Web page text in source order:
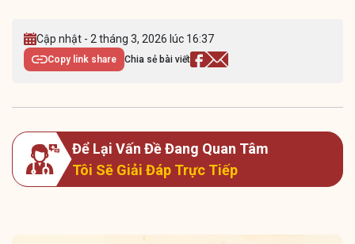
Cập nhật - 2 tháng 3, 2026 lúc 16:37
Copy link share Chia sẻ bài viết
Để Lại Vấn Đề Đang Quan Tâm
Tôi Sẽ Giải Đáp Trực Tiếp